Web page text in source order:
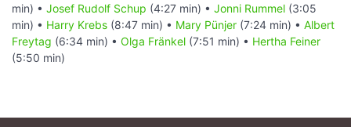
min) • Josef Rudolf Schup (4:27 min) • Jonni Rummel (3:05
min) • Harry Krebs (8:47 min) • Mary Pünjer (7:24 min) • Albert
Freytag (6:34 min) • Olga Fränkel (7:51 min) • Hertha Feiner
(5:50 min)